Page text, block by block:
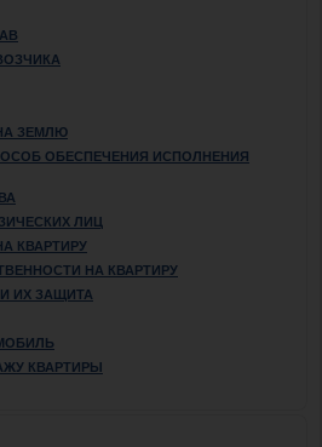
ЗЕМЛЮ
ОБЕСПЕЧЕНИЯ ИСПОЛНЕНИЯ
ЛИЦ
КВАРТИРУ
НА КВАРТИРУ
ИХ ЗАЩИТА
КВАРТИРЫ